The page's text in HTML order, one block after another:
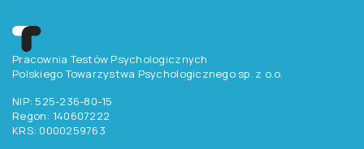
Pracownia Testów Psychologicznych
Polskiego Towarzystwa Psychologicznego sp. z o.o.
NIP: 525-236-80-15
Regon: 140607222
KRS: 0000259763